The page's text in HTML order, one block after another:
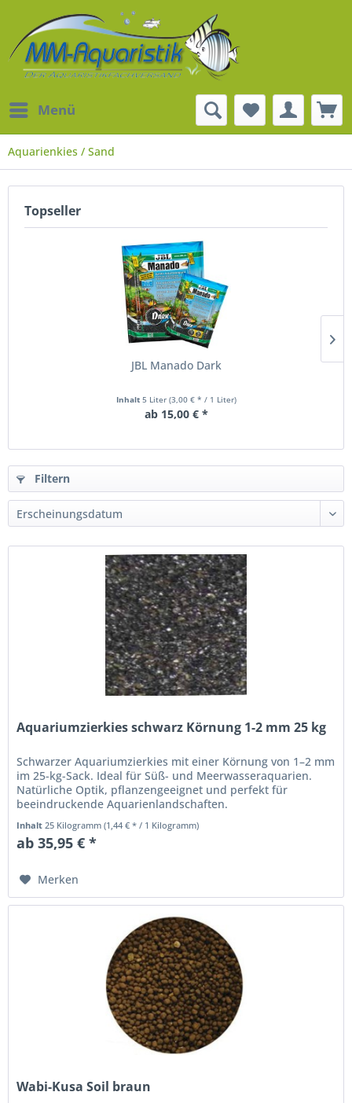
Menü
Aquarienkies / Sand
Topseller
JBL Manado Dark
Inhalt 5 Liter (3,00 € * / 1 Liter)
ab 15,00 € *
Filtern
Aquariumzierkies schwarz Körnung 1-2 mm 25 kg
Schwarzer Aquariumzierkies mit einer Körnung von 1–2 mm
im 25-kg-Sack. Ideal für Süß- und Meerwasseraquarien.
Natürliche Optik, pflanzengeeignet und perfekt für
beeindruckende Aquarienlandschaften.
Inhalt25 Kilogramm(1,44 € * / 1 Kilogramm)
ab 35,95 € *
Merken
Wabi-Kusa Soil braun